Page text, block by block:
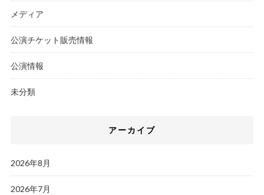
メディア
公演チケット販売情報
公演情報
未分類
アーカイブ
2026年8月
2026年7月